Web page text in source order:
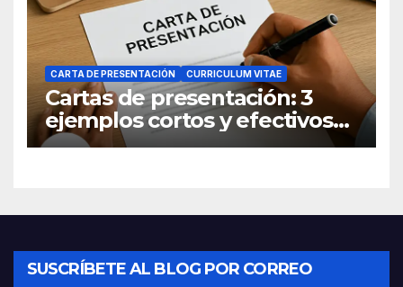
CARTA DE PRESENTACIÓN CURRICULUM VITAE
Cartas de presentación: 3
ejemplos cortos y efectivos
para postular a un empleo
SUSCRÍBETE AL BLOG POR CORREO